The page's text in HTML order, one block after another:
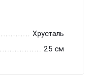
Хрусталь
25 см